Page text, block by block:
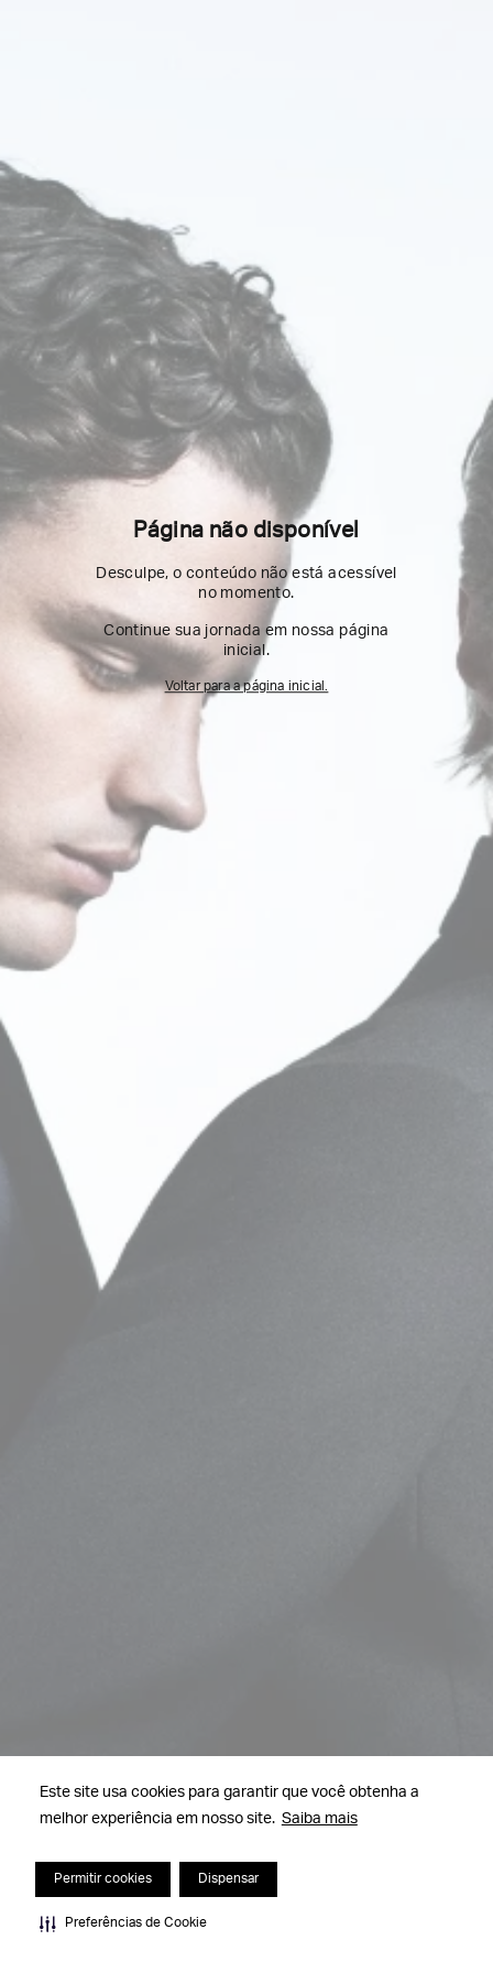
Este site usa cookies para garantir que você obtenha a
melhor experiência em nosso site. Saiba mais
Permitir cookies Dispensar
Preferências de Cookie
Página não disponível
Desculpe, o conteúdo não está acessível
no momento.
Continue sua jornada em nossa página
inicial.
Voltar para a página inicial.